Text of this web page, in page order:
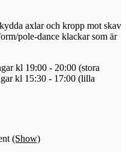
axlar och kropp mot skav
pole-dance klackar som är
kl 19:00 - 20:00 (stora
kl 15:30 - 17:00 (lilla
(Show)